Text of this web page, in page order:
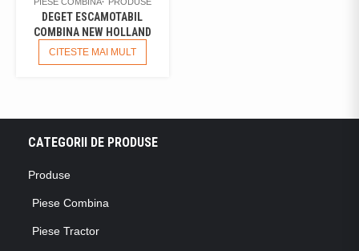
DEGET ESCAMOTABIL
COMBINA NEW HOLLAND
CITESTE MAI MULT
CATEGORII DE PRODUSE
Produse
Piese Combina
Piese Tractor